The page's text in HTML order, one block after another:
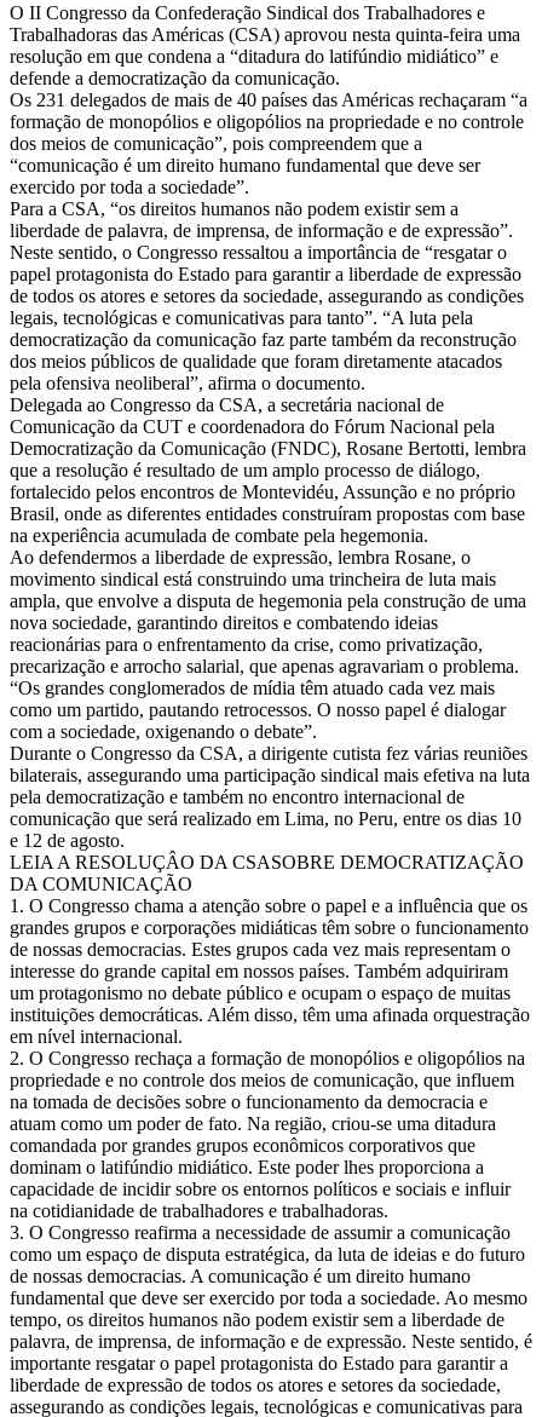
O II Congresso da Confederação Sindical dos Trabalhadores e
Trabalhadoras das Américas (CSA) aprovou nesta quinta-feira uma
resolução em que condena a “ditadura do latifúndio midiático” e
defende a democratização da comunicação.
Os 231 delegados de mais de 40 países das Américas rechaçaram “a
formação de monopólios e oligopólios na propriedade e no controle
dos meios de comunicação”, pois compreendem que a
“comunicação é um direito humano fundamental que deve ser
exercido por toda a sociedade”.
Para a CSA, “os direitos humanos não podem existir sem a
liberdade de palavra, de imprensa, de informação e de expressão”.
Neste sentido, o Congresso ressaltou a importância de “resgatar o
papel protagonista do Estado para garantir a liberdade de expressão
de todos os atores e setores da sociedade, assegurando as condições
legais, tecnológicas e comunicativas para tanto”. “A luta pela
democratização da comunicação faz parte também da reconstrução
dos meios públicos de qualidade que foram diretamente atacados
pela ofensiva neoliberal”, afirma o documento.
Delegada ao Congresso da CSA, a secretária nacional de
Comunicação da CUT e coordenadora do Fórum Nacional pela
Democratização da Comunicação (FNDC), Rosane Bertotti, lembra
que a resolução é resultado de um amplo processo de diálogo,
fortalecido pelos encontros de Montevidéu, Assunção e no próprio
Brasil, onde as diferentes entidades construíram propostas com base
na experiência acumulada de combate pela hegemonia.
Ao defendermos a liberdade de expressão, lembra Rosane, o
movimento sindical está construindo uma trincheira de luta mais
ampla, que envolve a disputa de hegemonia pela construção de uma
nova sociedade, garantindo direitos e combatendo ideias
reacionárias para o enfrentamento da crise, como privatização,
precarização e arrocho salarial, que apenas agravariam o problema.
“Os grandes conglomerados de mídia têm atuado cada vez mais
como um partido, pautando retrocessos. O nosso papel é dialogar
com a sociedade, oxigenando o debate”.
Durante o Congresso da CSA, a dirigente cutista fez várias reuniões
bilaterais, assegurando uma participação sindical mais efetiva na luta
pela democratização e também no encontro internacional de
comunicação que será realizado em Lima, no Peru, entre os dias 10
e 12 de agosto.
LEIA A RESOLUÇÂO DA CSASOBRE DEMOCRATIZAÇÃO
DA COMUNICAÇÃO
1. O Congresso chama a atenção sobre o papel e a influência que os
grandes grupos e corporações midiáticas têm sobre o funcionamento
de nossas democracias. Estes grupos cada vez mais representam o
interesse do grande capital em nossos países. Também adquiriram
um protagonismo no debate público e ocupam o espaço de muitas
instituições democráticas. Além disso, têm uma afinada orquestração
em nível internacional.
2. O Congresso rechaça a formação de monopólios e oligopólios na
propriedade e no controle dos meios de comunicação, que influem
na tomada de decisões sobre o funcionamento da democracia e
atuam como um poder de fato. Na região, criou-se uma ditadura
comandada por grandes grupos econômicos corporativos que
dominam o latifúndio midiático. Este poder lhes proporciona a
capacidade de incidir sobre os entornos políticos e sociais e influir
na cotidianidade de trabalhadores e trabalhadoras.
3. O Congresso reafirma a necessidade de assumir a comunicação
como um espaço de disputa estratégica, da luta de ideias e do futuro
de nossas democracias. A comunicação é um direito humano
fundamental que deve ser exercido por toda a sociedade. Ao mesmo
tempo, os direitos humanos não podem existir sem a liberdade de
palavra, de imprensa, de informação e de expressão. Neste sentido, é
importante resgatar o papel protagonista do Estado para garantir a
liberdade de expressão de todos os atores e setores da sociedade,
assegurando as condições legais, tecnológicas e comunicativas para